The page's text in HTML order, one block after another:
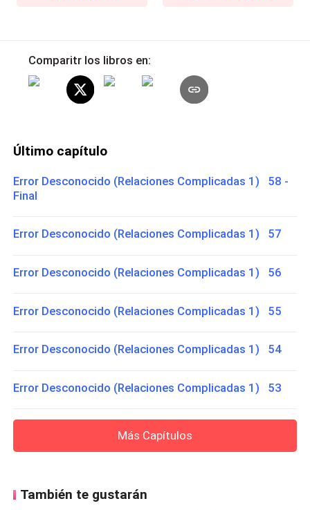
Comparitr los libros en:
Último capítulo
Error Desconocido (Relaciones Complicadas 1) 58 -
Final
Error Desconocido (Relaciones Complicadas 1) 57
Error Desconocido (Relaciones Complicadas 1) 56
Error Desconocido (Relaciones Complicadas 1) 55
Error Desconocido (Relaciones Complicadas 1) 54
Error Desconocido (Relaciones Complicadas 1) 53
Más Capítulos
También te gustarán